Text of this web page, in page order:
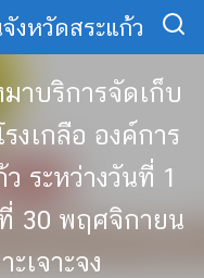
งหวัดสระแก้ว
าบริการจัดเก็บ
งเกลือ องค์การ
ระหว่างวันที่ 1
30 พฤศจิกายน
เจาะจง